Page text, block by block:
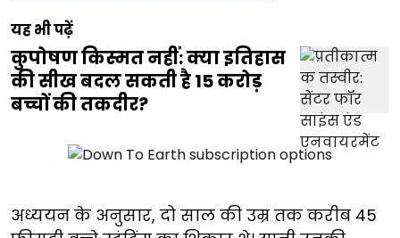
यह भी पढ़ें
कुपोषण किस्मत नहीं: क्या इतिहास
की सीख बदल सकती है 15 करोड़
बच्चों की तकदीर?
अध्ययन के अनुसार, दो साल की उम्र तक करीब 45